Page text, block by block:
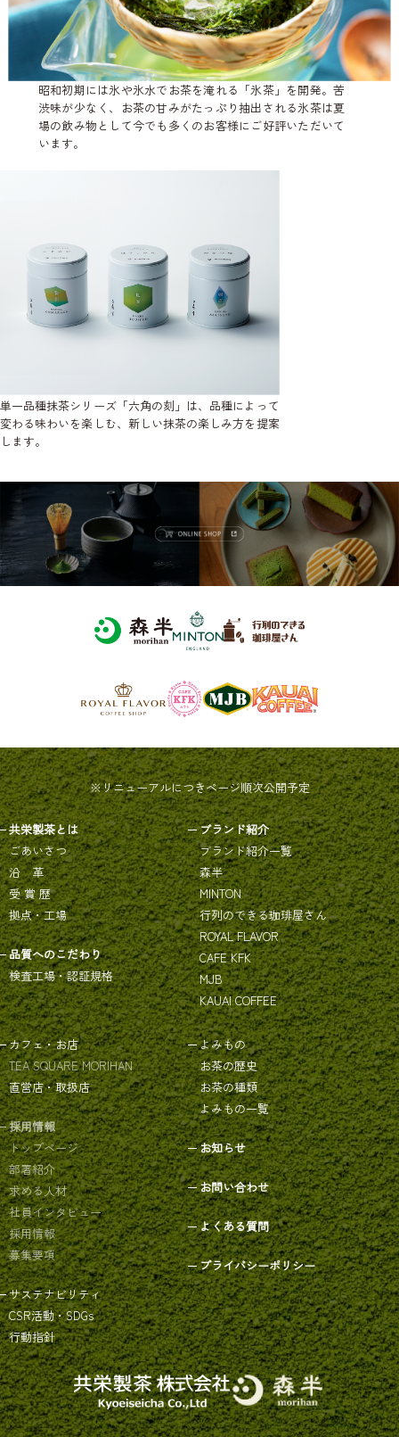
昭和初期には氷や氷水でお茶を淹れる「氷茶」を開発。苦
渋味が少なく、お茶の甘みがたっぷり抽出される氷茶は夏
場の飲み物として今でも多くのお客様にご好評いただいて
います。
単一品種抹茶シリーズ「六角の刻」は、品種によって
変わる味わいを楽しむ、新しい抹茶の楽しみ方を提案
します。
※リニューアルにつきページ順次公開予定
共栄製茶とは
ごあいさつ
沿 革
受 賞 歴
拠点・工場
品質へのこだわり
検査工場・認証規格
ブランド紹介
ブランド紹介一覧
森半
MINTON
行列のできる珈琲屋さん
ROYAL FLAVOR
CAFE KFK
MJB
KAUAI COFFEE
カフェ・お店
TEA SQUARE MORIHAN
直営店・取扱店
採用情報
トップページ
部署紹介
求める人材
社員インタビュー
採用情報
募集要項
サステナビリティ
CSR活動・SDGs
行動指針
よみもの
お茶の歴史
お茶の種類
よみもの一覧
お知らせ
お問い合わせ
よくある質問
プライバシーポリシー